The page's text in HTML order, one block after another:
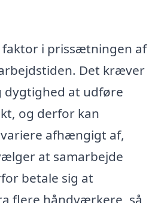
faktor i prissætningen af
Det kræver
dygtighed at udføre
og derfor kan
afhængigt af,
at samarbejde
betale sig at
flere håndværkere, så